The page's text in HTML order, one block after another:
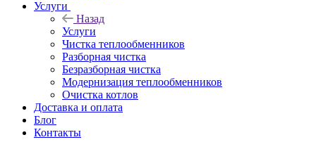
Услуги
Назад
Услуги
Чистка теплообменников
Разборная чистка
Безразборная чистка
Модернизация теплообменников
Очистка котлов
Доставка и оплата
Блог
Контакты